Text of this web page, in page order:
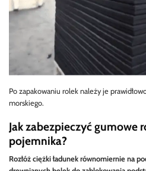
Po zapakowaniu rolek należy je
morskiego.
Jak zabezpieczyć gumowe
pojemnika?
Rozłóż ciężki ładunek równomiernie na